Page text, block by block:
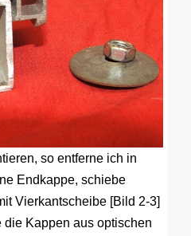
so entferne ich in
Endkappe, schiebe
Vierkantscheibe [Bild 2-3]
Kappen aus optischen